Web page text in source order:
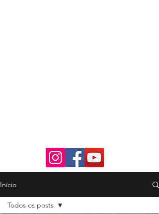
Início
Todos os posts